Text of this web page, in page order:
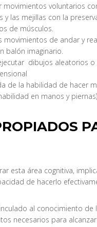
movimientos voluntarios
y las mejillas con la
de músculos.
movimientos de andar y
balón imaginario.
dibujos aleatorios
de la habilidad de hacer
en manos y
esta área cognitiva,
de hacerlo
al conocimiento de
necesarios para